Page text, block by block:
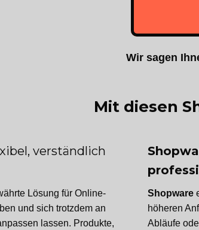
Wir sagen
Mit diesen
verständlich
Lösung für Online-
und sich trotzdem an
lassen. Produkte,
Shopware
höheren
Abläufe